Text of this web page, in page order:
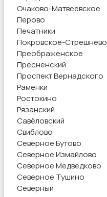
Очаково-Матвеевское
Перово
Печатники
Покровское-Стрешнево
Преображенское
Пресненский
Проспект Вернадского
Раменки
Ростокино
Рязанский
Савёловский
Свиблово
Северное Бутово
Северное Измайлово
Северное Медведково
Северное Тушино
Северный